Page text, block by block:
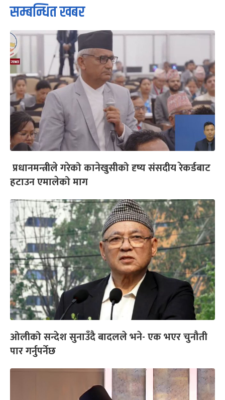
सम्बन्धित खबर
प्रधानमन्त्रीले गरेको कानेखुसीको दृष्य संसदीय रेकर्डबाट
हटाउन एमालेको माग
ओलीको सन्देश सुनाउँदै बादलले भने- एक भएर चुनौती
पार गर्नुपर्नेछ